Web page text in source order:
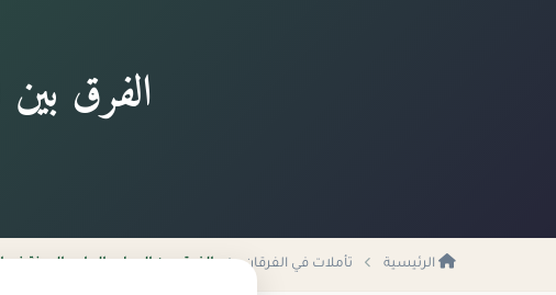
الفرق بين
الرئيسية تأملات في الفرقان